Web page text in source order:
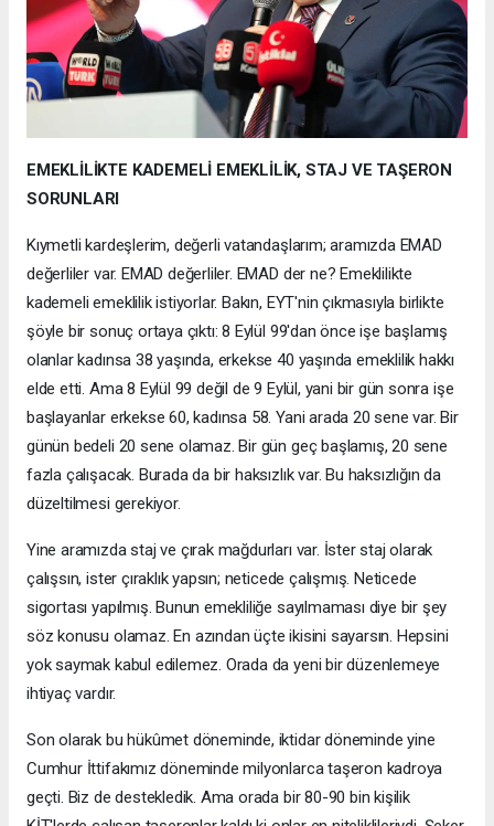
EMEKLİLİKTE KADEMELİ EMEKLİLİK, STAJ VE TAŞERON
SORUNLARI
Kıymetli kardeşlerim, değerli vatandaşlarım; aramızda EMAD
değerliler var. EMAD değerliler. EMAD der ne? Emeklilikte
kademeli emeklilik istiyorlar. Bakın, EYT'nin çıkmasıyla birlikte
şöyle bir sonuç ortaya çıktı: 8 Eylül 99'dan önce işe başlamış
olanlar kadınsa 38 yaşında, erkekse 40 yaşında emeklilik hakkı
elde etti. Ama 8 Eylül 99 değil de 9 Eylül, yani bir gün sonra işe
başlayanlar erkekse 60, kadınsa 58. Yani arada 20 sene var. Bir
günün bedeli 20 sene olamaz. Bir gün geç başlamış, 20 sene
fazla çalışacak. Burada da bir haksızlık var. Bu haksızlığın da
düzeltilmesi gerekiyor.
Yine aramızda staj ve çırak mağdurları var. İster staj olarak
çalışsın, ister çıraklık yapsın; neticede çalışmış. Neticede
sigortası yapılmış. Bunun emekliliğe sayılmaması diye bir şey
söz konusu olamaz. En azından üçte ikisini sayarsın. Hepsini
yok saymak kabul edilemez. Orada da yeni bir düzenlemeye
ihtiyaç vardır.
Son olarak bu hükûmet döneminde, iktidar döneminde yine
Cumhur İttifakımız döneminde milyonlarca taşeron kadroya
geçti. Biz de destekledik. Ama orada bir 80-90 bin kişilik